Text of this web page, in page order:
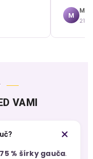
M
21.
VAMI
% šírky gauča.